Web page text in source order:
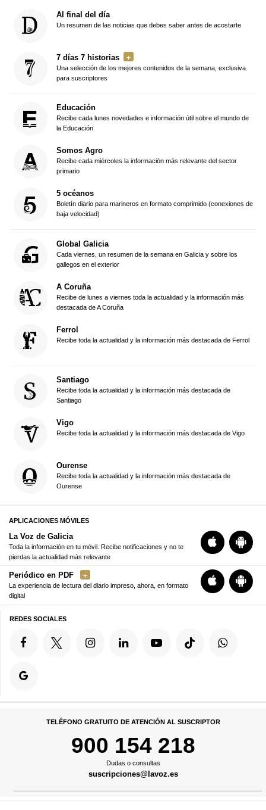
Al final del día
Un resumen de las noticias que debes saber antes de acostarte
7 días 7 historias
Una selección de los mejores contenidos de la semana, exclusiva
para suscriptores
Educación
Recibe cada lunes novedades e información útil sobre el mundo de
la Educación
Somos Agro
Recibe cada miércoles la información más relevante del sector
primario
5 océanos
Boletín diario para marineros en formato comprimido (conexiones de
baja velocidad)
Global Galicia
Cada viernes, un resumen de la semana en Galicia y sobre los
gallegos en el exterior
A Coruña
Recibe de lunes a viernes toda la actualidad y la información más
destacada de A Coruña
Ferrol
Recibe toda la actualidad y la información más destacada de Ferrol
Santiago
Recibe toda la actualidad y la información más destacada de
Santiago
Vigo
Recibe toda la actualidad y la información más destacada de Vigo
Ourense
Recibe toda la actualidad y la información más destacada de
Ourense
APLICACIONES MÓVILES
La Voz de Galicia
Toda la información en tu móvil. Recibe notificaciones y no te
pierdas la actualidad más relevante
Periódico en PDF
La experiencia de lectura del diario impreso, ahora, en formato
digital
REDES SOCIALES
TELÉFONO GRATUITO DE ATENCIÓN AL SUSCRIPTOR
900 154 218
Dudas o consultas
suscripciones@lavoz.es